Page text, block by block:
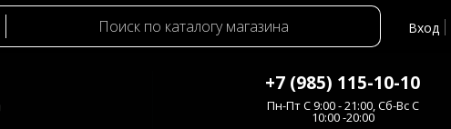
Вход
+7 (985) 115-10-10
Пн-Пт C 9:00 - 21:00, Сб-Вс С
10:00 -20:00